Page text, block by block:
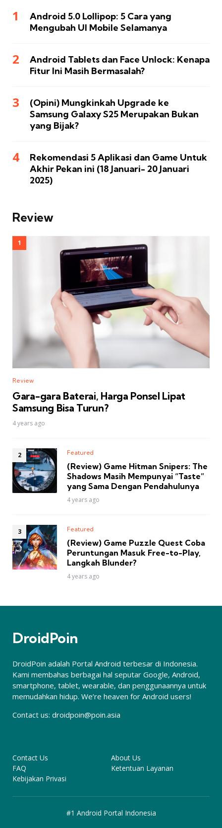
Android 5.0 Lollipop: 5 Cara yang
Mengubah UI Mobile Selamanya
Android Tablets dan Face Unlock: Kenapa
Fitur Ini Masih Bermasalah?
(Opini) Mungkinkah Upgrade ke
Samsung Galaxy S25 Merupakan Bukan
yang Bijak?
Rekomendasi 5 Aplikasi dan Game Untuk
Akhir Pekan ini (18 Januari- 20 Januari
2025)
Review
Review
Gara-gara Baterai, Harga Ponsel Lipat
Samsung Bisa Turun?
4 years ago
Featured
(Review) Game Hitman Snipers: The
Shadows Masih Mempunyai “Taste”
yang Sama Dengan Pendahulunya
4 years ago
Featured
(Review) Game Puzzle Quest Coba
Peruntungan Masuk Free-to-Play,
Langkah Blunder?
4 years ago
DroidPoin
DroidPoin adalah Portal Android terbesar di Indonesia.
Kami membahas berbagai hal seputar Google, Android,
smartphone, tablet, wearable, dan penggunaannya untuk
memudahkan hidup. We’re heaven for Android users!
Contact us: droidpoin@poin.asia
Contact Us
About Us
FAQ
Ketentuan Layanan
Kebijakan Privasi
#1 Android Portal Indonesia